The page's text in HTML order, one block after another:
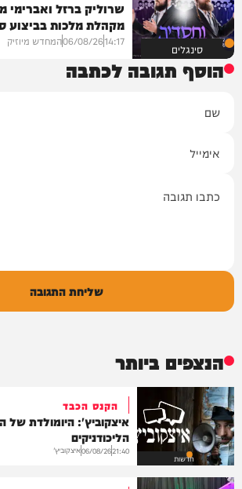
סינגלים
שרוליק ברזל ואברימי
מקהלת מלכות בביצוע
14:17
06/08/26המחדש מיוזיק
הוסף תגובה לכתבה
שליחת התגובה
הנצפים ביותר
חדשות
הקנס הכבד
איצקוביץ': היומולדת של
הליכודניקים
21:40
06/08/26איצקוביץ'